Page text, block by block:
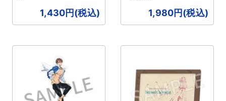
1,430円(税込) 1,980円(税込)